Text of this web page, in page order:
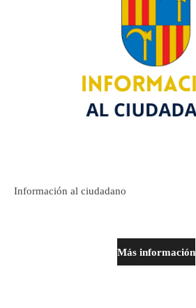
Información al ciudadano
Más información